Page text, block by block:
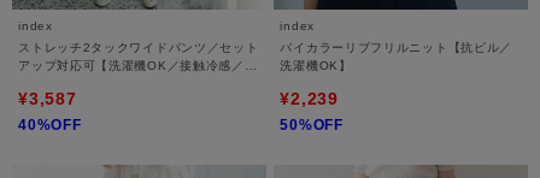
index
ストレッチ2タックワイドパンツ／セット
アップ対応可【洗濯機OK／接触冷感／吸
¥3,587
40%OFF
index
バイカラーリブフリルニット【抗ピル／
洗濯機OK】
¥2,239
50%OFF